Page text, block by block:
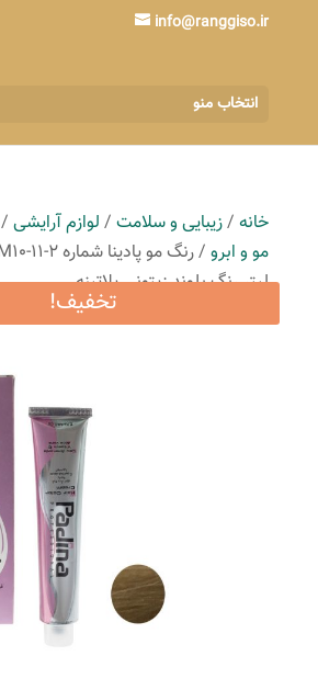
info@ranggiso.ir
انتخاب منو
خانه/زیبایی و سلامت/ لوازم آرایشی/
مو و ابرو
لیتر رنگ بلوند زیتونی پلاتینه
تخفیف!